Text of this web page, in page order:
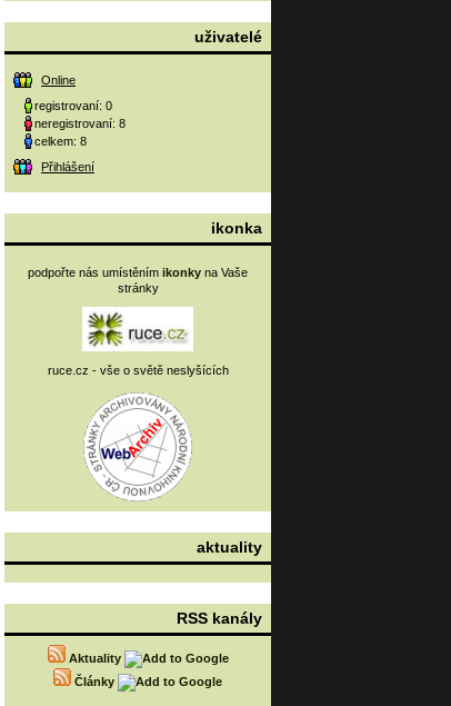
uživatelé
Online
registrovaní: 0
neregistrovaní: 8
celkem: 8
Přihlášení
ikonka
podpořte nás umístěním ikonky na Vaše
stránky
ruce.cz - vše o světě neslyšících
aktuality
RSS kanály
Aktuality
Články